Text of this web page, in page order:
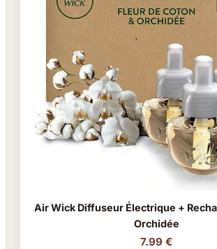
Air Wick Diffuseur Électrique +
Orchidée
7.99 €